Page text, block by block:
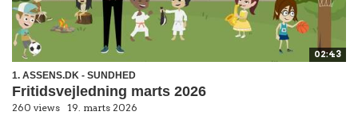
02:43
1. ASSENS.DK - SUNDHED
Fritidsvejledning marts 2026
260 views 19. marts 2026